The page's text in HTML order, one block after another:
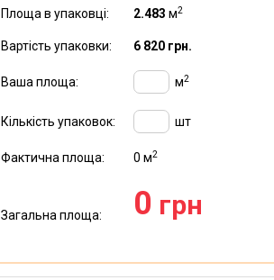
Площа в упаковці: 2.483 м2
Вартість упаковки: 6 820 грн.
Ваша площа: м2
Кількість упаковок: шт
Фактична площа: 0 м2
Загальна площа: 0 грн